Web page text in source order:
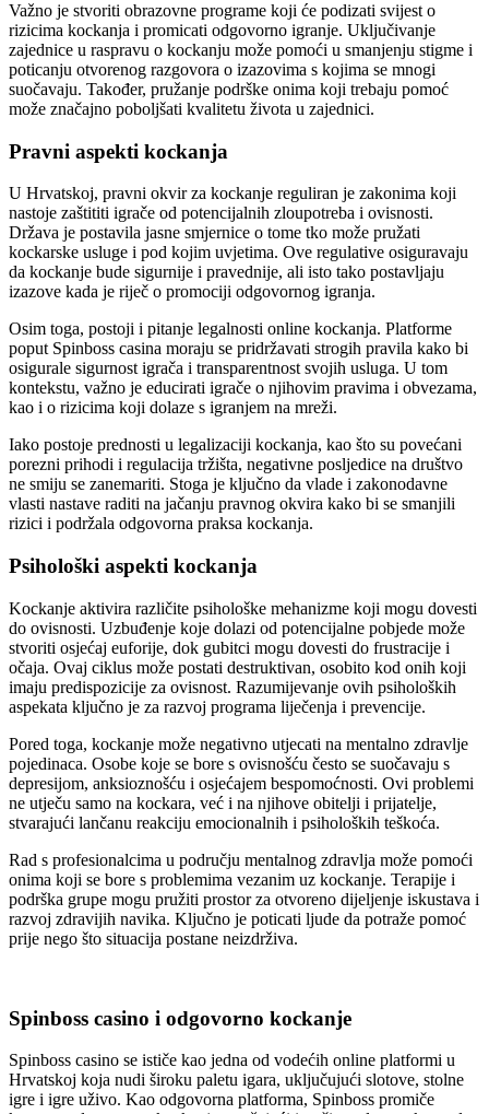
Važno je stvoriti obrazovne programe koji će podizati svijest o
rizicima kockanja i promicati odgovorno igranje. Uključivanje
zajednice u raspravu o kockanju može pomoći u smanjenju stigme i
poticanju otvorenog razgovora o izazovima s kojima se mnogi
suočavaju. Također, pružanje podrške onima koji trebaju pomoć
može značajno poboljšati kvalitetu života u zajednici.
Pravni aspekti kockanja
U Hrvatskoj, pravni okvir za kockanje reguliran je zakonima koji
nastoje zaštititi igrače od potencijalnih zloupotreba i ovisnosti.
Država je postavila jasne smjernice o tome tko može pružati
kockarske usluge i pod kojim uvjetima. Ove regulative osiguravaju
da kockanje bude sigurnije i pravednije, ali isto tako postavljaju
izazove kada je riječ o promociji odgovornog igranja.
Osim toga, postoji i pitanje legalnosti online kockanja. Platforme
poput Spinboss casina moraju se pridržavati strogih pravila kako bi
osigurale sigurnost igrača i transparentnost svojih usluga. U tom
kontekstu, važno je educirati igrače o njihovim pravima i obvezama,
kao i o rizicima koji dolaze s igranjem na mreži.
Iako postoje prednosti u legalizaciji kockanja, kao što su povećani
porezni prihodi i regulacija tržišta, negativne posljedice na društvo
ne smiju se zanemariti. Stoga je ključno da vlade i zakonodavne
vlasti nastave raditi na jačanju pravnog okvira kako bi se smanjili
rizici i podržala odgovorna praksa kockanja.
Psihološki aspekti kockanja
Kockanje aktivira različite psihološke mehanizme koji mogu dovesti
do ovisnosti. Uzbuđenje koje dolazi od potencijalne pobjede može
stvoriti osjećaj euforije, dok gubitci mogu dovesti do frustracije i
očaja. Ovaj ciklus može postati destruktivan, osobito kod onih koji
imaju predispozicije za ovisnost. Razumijevanje ovih psiholoških
aspekata ključno je za razvoj programa liječenja i prevencije.
Pored toga, kockanje može negativno utjecati na mentalno zdravlje
pojedinaca. Osobe koje se bore s ovisnošću često se suočavaju s
depresijom, anksioznošću i osjećajem bespomoćnosti. Ovi problemi
ne utječu samo na kockara, već i na njihove obitelji i prijatelje,
stvarajući lančanu reakciju emocionalnih i psiholoških teškoća.
Rad s profesionalcima u području mentalnog zdravlja može pomoći
onima koji se bore s problemima vezanim uz kockanje. Terapije i
podrška grupe mogu pružiti prostor za otvoreno dijeljenje iskustava i
razvoj zdravijih navika. Ključno je poticati ljude da potraže pomoć
prije nego što situacija postane neizdrživa.
Spinboss casino i odgovorno kockanje
Spinboss casino se ističe kao jedna od vodećih online platformi u
Hrvatskoj koja nudi široku paletu igara, uključujući slotove, stolne
igre i igre uživo. Kao odgovorna platforma, Spinboss promiče